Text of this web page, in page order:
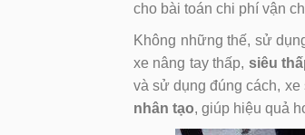
cho bài toán chi phí vận
Không những thế, sử
xe nâng tay thấp, siêu
và sử dụng đúng cách,
nhân tạo, giúp hiệu quả